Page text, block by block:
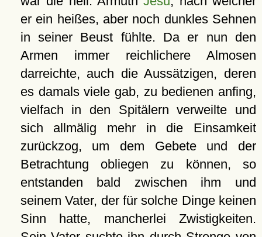
er ein heißes, aber noch dunkles Sehnen
in seiner Beust fühlte. Da er nun den
Armen immer reichlichere Almosen
darreichte, auch die Aussätzigen, deren
es damals viele gab, zu bedienen anfing,
vielfach in den Spitälern verweilte und
sich allmälig mehr in die Einsamkeit
zurückzog, um dem Gebete und der
Betrachtung obliegen zu können, so
entstanden bald zwischen ihm und
seinem Vater, der für solche Dinge keinen
Sinn hatte, mancherlei Zwistigkeiten.